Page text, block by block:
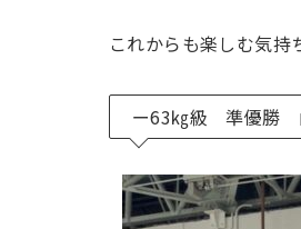
これからも楽しむ気持
ー63㎏級 準優勝